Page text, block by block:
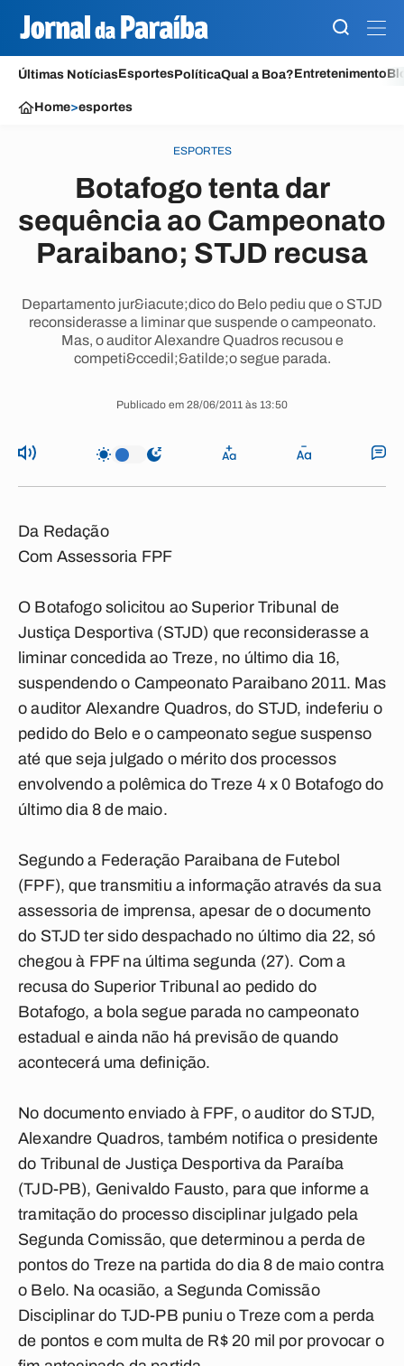
Últimas NotíciasEsportesPolíticaQual a Boa?Entretenimento
Home>esportes
ESPORTES
Botafogo tenta dar
sequência ao Campeonato
Paraibano; STJD recusa
Departamento jur&iacute;dico do Belo pediu que o STJD
reconsiderasse a liminar que suspende o campeonato.
Mas, o auditor Alexandre Quadros recusou e
competi&ccedil;&atilde;o segue parada.
Publicado em 28/06/2011 às 13:50
Da Redação
Com Assessoria FPF
O Botafogo solicitou ao Superior Tribunal de
Justiça Desportiva (STJD) que reconsiderasse a
liminar concedida ao Treze, no último dia 16,
suspendendo o Campeonato Paraibano 2011. Mas
o auditor Alexandre Quadros, do STJD, indeferiu o
pedido do Belo e o campeonato segue suspenso
até que seja julgado o mérito dos processos
envolvendo a polêmica do Treze 4 x 0 Botafogo do
último dia 8 de maio.
Segundo a Federação Paraibana de Futebol
(FPF), que transmitiu a informação através da sua
assessoria de imprensa, apesar de o documento
do STJD ter sido despachado no último dia 22, só
chegou à FPF na última segunda (27). Com a
recusa do Superior Tribunal ao pedido do
Botafogo, a bola segue parada no campeonato
estadual e ainda não há previsão de quando
acontecerá uma definição.
No documento enviado à FPF, o auditor do STJD,
Alexandre Quadros, também notifica o presidente
do Tribunal de Justiça Desportiva da Paraíba
(TJD-PB), Genivaldo Fausto, para que informe a
tramitação do processo disciplinar julgado pela
Segunda Comissão, que determinou a perda de
pontos do Treze na partida do dia 8 de maio contra
o Belo. Na ocasião, a Segunda Comissão
Disciplinar do TJD-PB puniu o Treze com a perda
de pontos e com multa de R$ 20 mil por provocar o